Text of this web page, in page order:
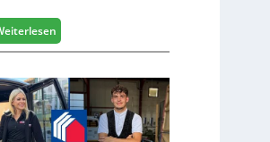
s
i
k
b
e
:
E
g
e
r